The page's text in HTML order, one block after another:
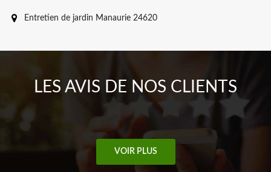
Entretien de jardin Manaurie 24620
LES AVIS DE NOS CLIENTS
VOIR PLUS